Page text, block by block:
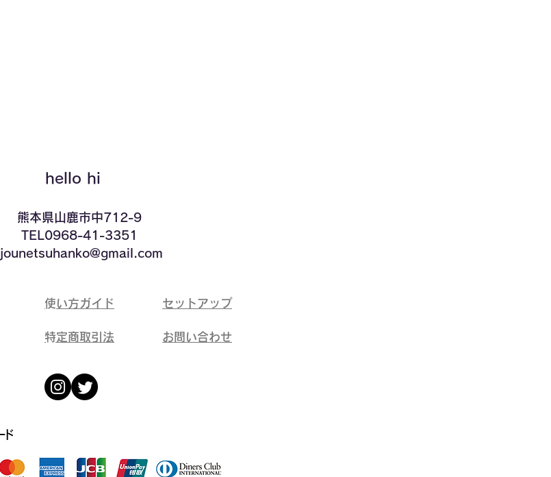
hello hi
​熊本県山鹿市中712-9
TEL0968-41-3351
​ jounetsuhanko@gmail.com
​使い方ガイド ​セットアップ
​特定商取引法 ​お問い合わせ